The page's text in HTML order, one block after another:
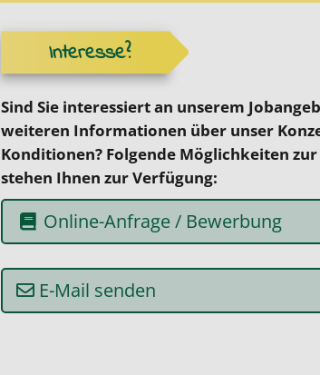
Interesse?
Sind Sie interessiert an unserem
weiteren Informationen über unser
Konditionen? Folgende Möglichkeiten
stehen Ihnen zur Verfügung:
Online-Anfrage / Bewerbung
E-Mail senden